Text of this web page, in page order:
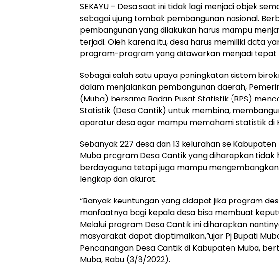
SEKAYU – Desa saat ini tidak lagi menjadi objek
sebagai ujung tombak pembangunan nasional.
pembangunan yang dilakukan harus mampu
terjadi. Oleh karena itu, desa harus memiliki data
program-program yang ditawarkan menjadi tepat
Sebagai salah satu upaya peningkatan sistem
dalam menjalankan pembangunan daerah,
(Muba) bersama Badan Pusat Statistik (BPS)
Statistik (Desa Cantik) untuk membina,
aparatur desa agar mampu memahami statistik di
Sebanyak 227 desa dan 13 kelurahan se
Muba program Desa Cantik yang diharapkan
berdayaguna tetapi juga mampu
lengkap dan akurat.
“Banyak keuntungan yang didapat jika program
manfaatnya bagi kepala desa bisa membuat
Melalui program Desa Cantik ini diharapkan
masyarakat dapat dioptimalkan,”ujar Pj Bupati
Pencanangan Desa Cantik di Kabupaten Muba,
Muba, Rabu (3/8/2022).